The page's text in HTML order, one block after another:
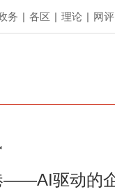
务 | 各区 | 理论 | 网评
——AI驱动的